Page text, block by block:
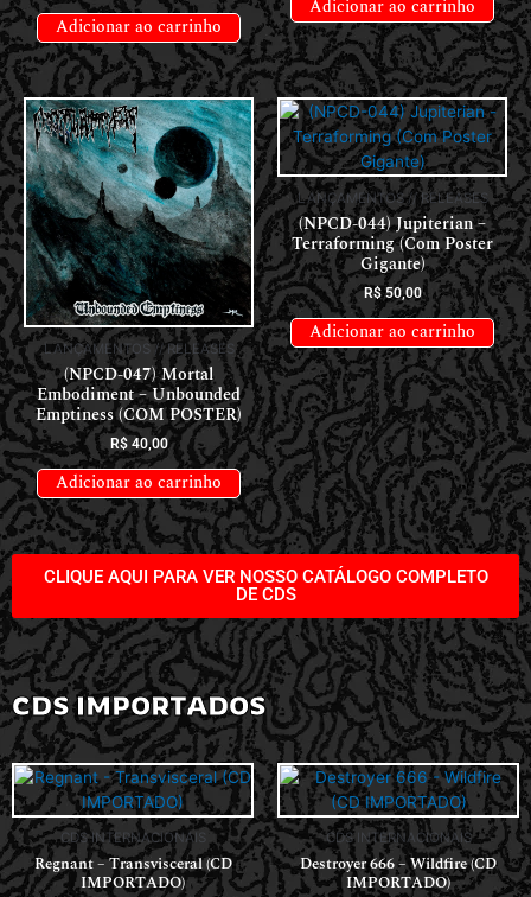
Adicionar ao carrinho
Adicionar ao carrinho
LANÇAMENTOS // RELEASES
(NPCD-047) Mortal
Embodiment – Unbounded
Emptiness (COM POSTER)
R$40,00
Adicionar ao carrinho
LANÇAMENTOS // RELEASES
(NPCD-044) Jupiterian –
Terraforming (Com Poster
Gigante)
R$50,00
Adicionar ao carrinho
CLIQUE AQUI PARA VER NOSSO CATÁLOGO COMPLETO
DE CDS
CDS IMPORTADOS
CDS INTERNACIONAIS
Regnant – Transvisceral (CD
IMPORTADO)
CDS INTERNACIONAIS
Destroyer 666 – Wildfire (CD
IMPORTADO)